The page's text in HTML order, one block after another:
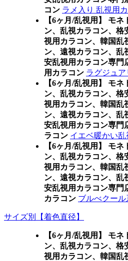
コン ラメ入り 乱視用
【6ヶ月/乱視用】 モ
ン、乱視カラコン、格
視用カラコン、韓国乱
ン、遠視カラコン、乱
安乱視用カラコン専門
用カラコン ラグジュ
【6ヶ月/乱視用】 モ
ン、乱視カラコン、格
視用カラコン、韓国乱
ン、遠視カラコン、乱
安乱視用カラコン専門
ラコン イエベ暖かい
【6ヶ月/乱視用】 モ
ン、乱視カラコン、格
視用カラコン、韓国乱
ン、遠視カラコン、乱
安乱視用カラコン専門
カラコン ブルべクー
サイズ別【着色直径】
【6ヶ月/乱視用】 モ
ン、乱視カラコン、格
視用カラコン、韓国乱